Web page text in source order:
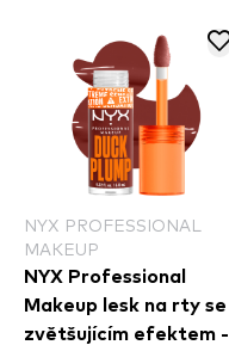
NYX PROFESSIONAL
MAKEUP
NYX Professional
Makeup lesk na rty se
zvětšujícím efektem -